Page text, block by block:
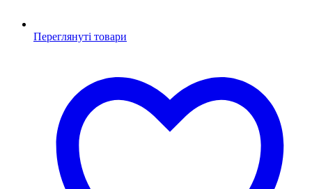
Переглянуті товари